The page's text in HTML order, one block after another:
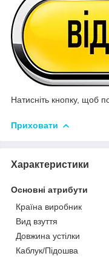
Натисніть кнопку, щоб
Приховати
Характеристики
Основні атрибути
Країна виробник
Вид взуття
Довжина устілки
Каблук/Підошва